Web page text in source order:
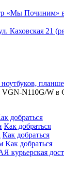
Каховская 21
N110G/W в
добраться
Как добраться
Как добраться
Как добраться